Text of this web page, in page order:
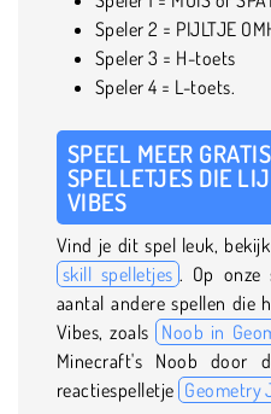
Speler 2 = PIJLTJE
Speler 3 = H-toets
Speler 4 = L-toets.
SPEEL MEER
SPELLETJES DIE
VIBES
Vind je dit spel leuk,
skill spelletjes . Op onze
aantal andere spellen die
Vibes, zoals Noob in
Minecraft's Noob door
reactiespelletje Geometry